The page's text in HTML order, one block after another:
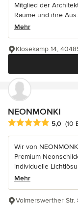
Mitglied der
Räume und ihre
Mehr
Klosekamp 14,
NEONMONKI
Durchschnittliche
5,0 (10
Wir von
Premium
individuelle
Mehr
Volmerswerther